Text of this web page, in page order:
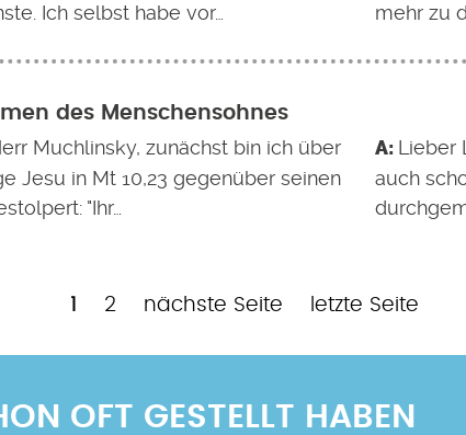
Ich selbst habe vor…
mehr zu
des Menschensohnes
Muchlinsky, zunächst bin ich über
Jesu in Mt 10,23 gegenüber seinen
"Ihr…
Lieber
auch
Aktuelle
1 Page
2
Nächste
nächste Seite
Letzte
letzte Seite
OFT GESTELLT HABEN